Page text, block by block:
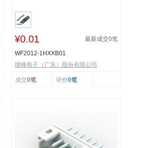
¥0.01 最新成交0笔
WF2012-1HXXB01
维峰电子（广东）股份有限公司
成交0笔 评价0笔